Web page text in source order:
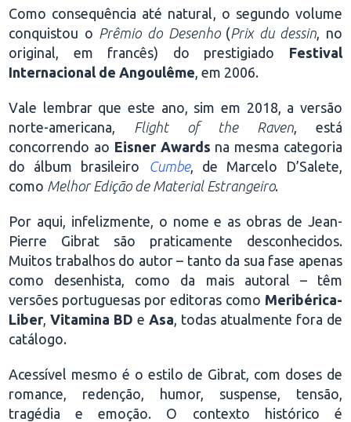
Como consequência até natural, o segundo volume
conquistou o Prêmio do Desenho(Prix du dessin , no
original, em francês) do prestigiado Festival
Internacional de Angoulême , em 2006.
Vale lembrar que este ano, sim em 2018, a versão
norte-americana, Flight of the Raven, está
concorrendo ao Eisner Awards na mesma categoria
do álbum brasileiro
Cumbe, de Marcelo D’Salete,
como Melhor Edição de Material Estrangeiro.
Por aqui, infelizmente, o nome e as obras de Jean-
Pierre Gibrat são praticamente desconhecidos.
Muitos trabalhos do autor – tanto da sua fase apenas
como desenhista, como da mais autoral – têm
versões portuguesas por editoras como Meribérica-
Liber ,Vitamina BD e Asa , todas atualmente fora de
catálogo.
Acessível mesmo é o estilo de Gibrat, com doses de
romance, redenção, humor, suspense, tensão,
tragédia e emoção. O contexto histórico é